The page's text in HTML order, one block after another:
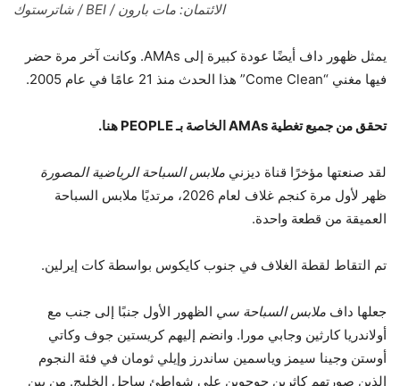
الائتمان: مات بارون / BEI / شاترستوك
يمثل ظهور داف أيضًا عودة كبيرة إلى AMAs. وكانت آخر مرة حضر
فيها مغني “Come Clean” هذا الحدث منذ 21 عامًا في عام 2005.
تحقق من جميع تغطية AMAs الخاصة بـ PEOPLE هنا .
لقد صنعتها مؤخرًا قناة ديزني ملابس السباحة الرياضية المصورة
ظهر لأول مرة كنجم غلاف لعام 2026، مرتديًا ملابس السباحة
العميقة من قطعة واحدة.
تم التقاط لقطة الغلاف في جنوب كايكوس بواسطة كات إيرلين.
جعلها داف ملابس السباحة سي الظهور الأول جنبًا إلى جنب مع
أولاندريا كارثين وجابي مورا. وانضم إليهم كريستين جوف وكاتي
أوستن وجينا سيمز وياسمين ساندرز وإيلي ثومان في فئة النجوم
الذين صورتهم كاثرين جوجوين على شواطئ ساحل الخليج. من بين